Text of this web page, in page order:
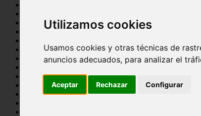
Utilizamos cookies
Usamos cookies y otras técnicas de
anuncios adecuados, para analizar el
Aceptar Rechazar Configurar
tenencia responsable
mantenimiento
bienestar
peque os mam feros
verano